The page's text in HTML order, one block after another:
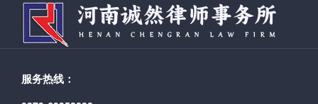
产资源法》等关键规定，并结合典型案例以案释法、以
例警示。同时，培训结合公司实际，从合同管理、财务
税务、劳动用工、采矿权、安全生产、环保、招投标采
全流程合规管控提供清晰指引。 洛阳龙凯矿业有限公
是企业生存发展的基石。阐述了合同不仅是企业经营活
动的基础载体，更是法律风险最集中的爆发领域。深入
掌握合同全生命周期的合规要点，从条款拟定、审查签
稳健运营、规避法律纠纷的关键防线。聚焦服务运营规
服务热线：